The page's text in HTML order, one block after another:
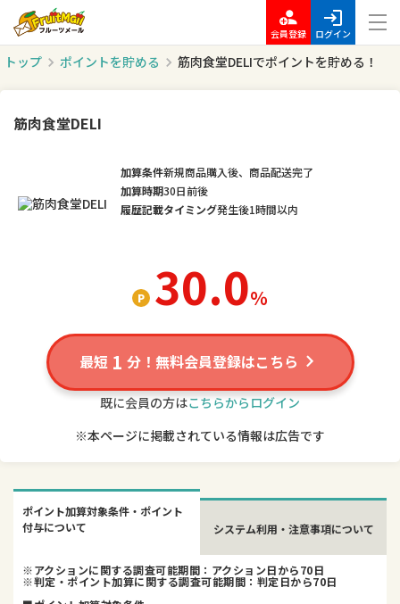
会員登録 ログイン
トップ ポイントを貯める 筋肉食堂DELIでポイントを貯める！
筋肉食堂DELI
30.0％
加算条件新規商品購入後、商品配送完了
加算時期30日前後
履歴記載タイミング発生後1時間以内
最短 1 分！無料会員登録はこちら
既に会員の方はこちらからログイン
※本ページに掲載されている情報は広告です
ポイント加算対象条件・ポイント
付与について
システム利用・注意事項について
※アクションに関する調査可能期間：アクション日から70日
※判定・ポイント加算に関する調査可能期間：判定日から70日